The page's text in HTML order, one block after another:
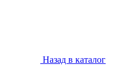
Назад в каталог